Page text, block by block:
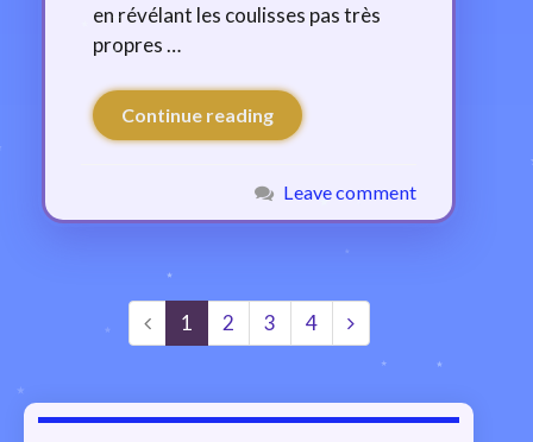
en révélant les coulisses pas très
propres …
Continue reading
Leave comment
1 2 3 4